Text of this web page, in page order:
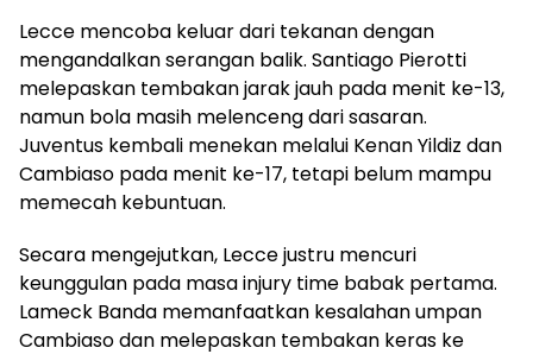
Lecce mencoba keluar dari tekanan dengan
mengandalkan serangan balik. Santiago Pierotti
melepaskan tembakan jarak jauh pada menit ke-13,
namun bola masih melenceng dari sasaran.
Juventus kembali menekan melalui Kenan Yildiz dan
Cambiaso pada menit ke-17, tetapi belum mampu
memecah kebuntuan.
Secara mengejutkan, Lecce justru mencuri
keunggulan pada masa injury time babak pertama.
Lameck Banda memanfaatkan kesalahan umpan
Cambiaso dan melepaskan tembakan keras ke